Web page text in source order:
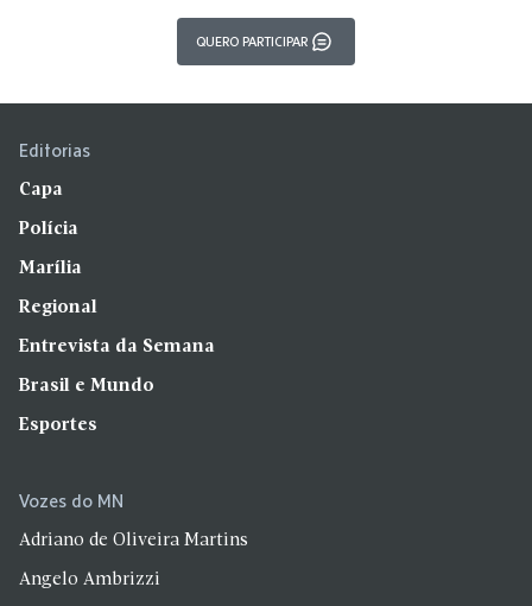
QUERO PARTICIPAR
Editorias
Capa
Polícia
Marília
Regional
Entrevista da Semana
Brasil e Mundo
Esportes
Vozes do MN
Adriano de Oliveira Martins
Angelo Ambrizzi